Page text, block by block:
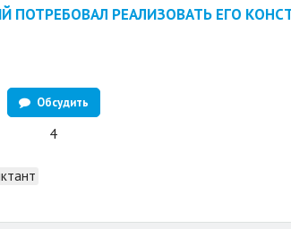
ПОТРЕБОВАЛ РЕАЛИЗОВАТЬ ЕГО
Обсудить
4